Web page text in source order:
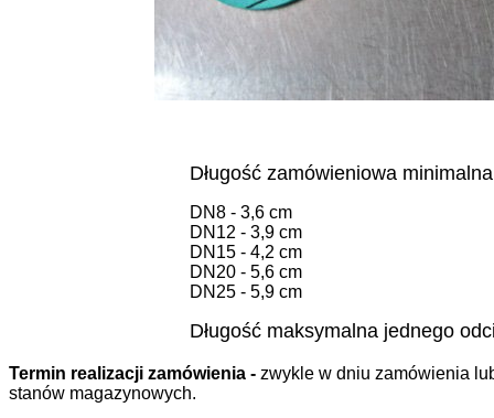
Długość zamówieniowa
DN8 - 3,6 cm
DN12 - 3,9 cm
DN15 - 4,2 cm
DN20 - 5,6 cm
DN25 - 5,9 cm
Długość maksymalna jednego
Termin realizacji zamówienia - zwykle w dniu zamówienia
stanów magazynowych.